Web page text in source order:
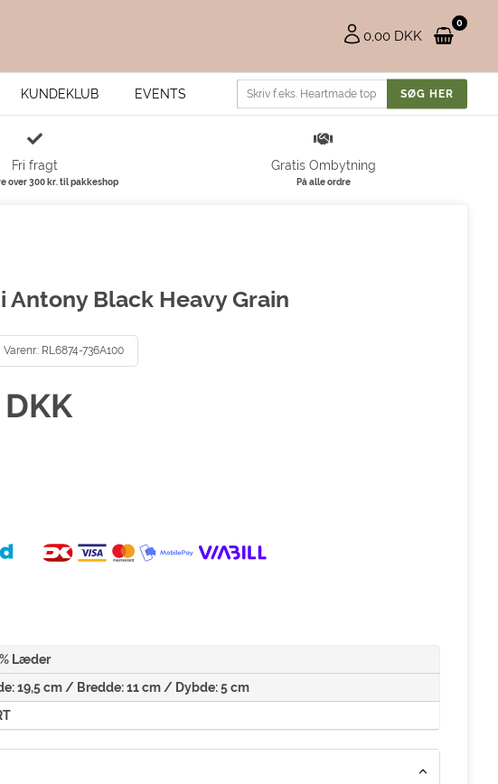
0
0,00 DKK
KUNDEKLUB EVENTS
Fri fragt
over 300 kr. til pakkeshop
Gratis Ombytning
På alle ordre
Antony Black Heavy Grain
Varenr.: RL6874-736A100
DKK
Læder
19,5 cm / Bredde: 11 cm / Dybde: 5 cm